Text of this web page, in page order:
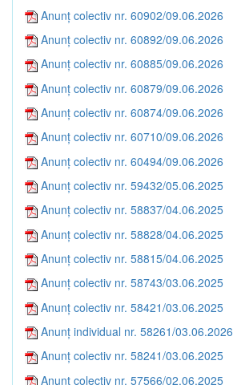
Anunț colectiv nr. 60902/09.06.2026
Anunț colectiv nr. 60892/09.06.2026
Anunț colectiv nr. 60885/09.06.2026
Anunț colectiv nr. 60879/09.06.2026
Anunț colectiv nr. 60874/09.06.2026
Anunț colectiv nr. 60710/09.06.2026
Anunț colectiv nr. 60494/09.06.2026
Anunț colectiv nr. 59432/05.06.2025
Anunț colectiv nr. 58837/04.06.2025
Anunț colectiv nr. 58828/04.06.2025
Anunț colectiv nr. 58815/04.06.2025
Anunț colectiv nr. 58743/03.06.2025
Anunț colectiv nr. 58421/03.06.2025
Anunț individual nr. 58261/03.06.2026
Anunț colectiv nr. 58241/03.06.2025
Anunț colectiv nr. 57566/02.06.2025